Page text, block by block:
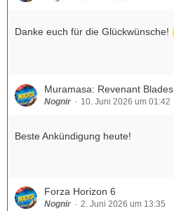
Danke euch für die Glückwünsche!
Muramasa: Revenant Blades
Nognir 10. Juni 2026 um 01:42
Beste Ankündigung heute!
Forza Horizon 6
Nognir 2. Juni 2026 um 13:35